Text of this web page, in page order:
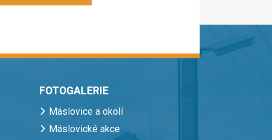
FOTOGALERIE
Máslovice a okolí
Máslovické akce